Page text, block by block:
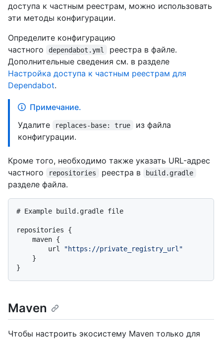
доступа к частным реестрам, можно использовать
эти методы конфигурации.
Определите конфигурацию
частного
dependabot.yml
реестра в файле.
Дополнительные сведения см. в разделе
Настройка доступа к частным реестрам для
Dependabot.
Примечание.
Удалите
replaces-base: true
из файла
конфигурации.
Кроме того, необходимо также указать URL-адрес
частного
repositories реестра в build.gradle
разделе файла.
# Example build.gradle file
repositories {
        url
"https://private_registry_url"
Maven
Чтобы настроить экосистему Maven только для